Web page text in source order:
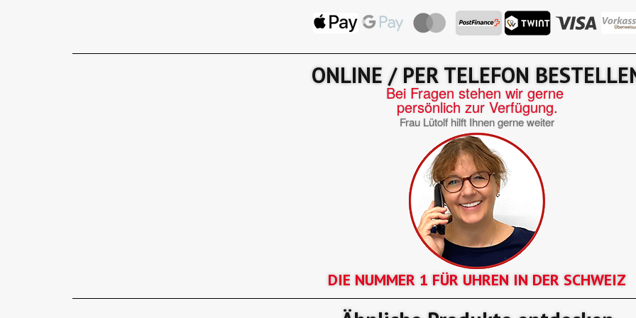
ONLINE / PER TELEFON
Bei Fragen stehen wir gerne
persönlich zur Verfügung.
Frau Lütolf hilft Ihnen gerne weiter
DIE NUMMER 1 FÜR UHREN IN DER SCHWEIZ